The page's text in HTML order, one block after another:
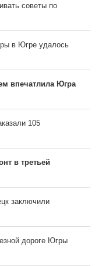
советы по
в Югре удалось
впечатлила Югра
105
в третьей
заключили
дороге Югры